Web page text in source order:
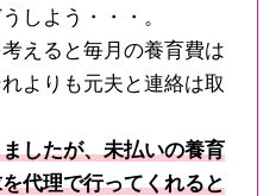
しよう・・・。
えると毎月の養育費は
よりも元夫と連絡は取
したが、未払いの養育
代理で行ってくれると